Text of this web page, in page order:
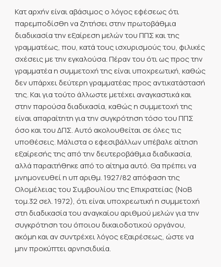
Κατ αρχήν είναι αβάσιμος ο λόγος εφέσεως ότι
παρεμποδίσθη να ζητήσει στην πρωτοβάθμια
διαδικασία την εξαίρεση μελών του ΠΠΣ και της
γραμματέως, που, κατά τους ισχυρισμούς του, φιλικές
σχέσεις με την εγκαλούσα. Πέραν του ότι ως προς την
γραμματέα η συμμετοχή της είναι υποχρεωτική, καθώς
δεν υπάρχει δεύτερη γραμματέας προς αντικατάστασή
της. Και για τούτο άλλωστε μετέχει αναγκαστικά και
στην παρούσα διαδικασία, καθώς η συμμετοχή της
είναι απαραίτητη για την συγκρότηση τόσο του ΠΠΣ
όσο και του ΔΠΣ. Αυτό ακολουθείται σε όλες τις
υποθέσεις. Μάλιστα ο εφεσιβάλλων υπέβαλε αίτηση
εξαίρεσής της από την δευτεροβάθμια διαδικασία,
αλλά παραιτήθηκε από το αίτημα αυτό. Θα πρέπει να
μνημονευθεί η υπ αριθμ. 1927/82 απόφαση της
Ολομέλειας του Συμβουλίου της Επικρατείας (ΝοΒ
τομ.32 σελ. 1972), ότι είναι υποχρεωτική η συμμετοχή
στη διαδικασία του αναγκαίου αριθμού μελών για την
συγκρότηση του όποιου δικαιοδοτικού οργάνου,
ακόμη και αν συντρέχει λόγος εξαιρέσεως, ώστε να
μην προκύπτει αρνησιδικία.